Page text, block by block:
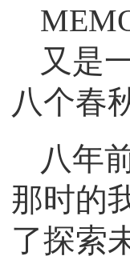
又是
八个春
八年
那时的
了探索